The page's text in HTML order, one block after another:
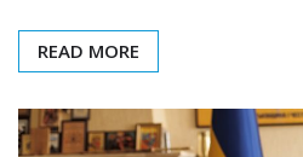
READ MORE